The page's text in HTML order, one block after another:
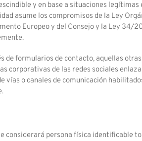
y en base a situaciones
asume los compromisos de la Ley
Europeo y del Consejo y la Ley 34/
formularios de contacto, aquellas
de las redes sociales
o canales de comunicación
persona física identificable